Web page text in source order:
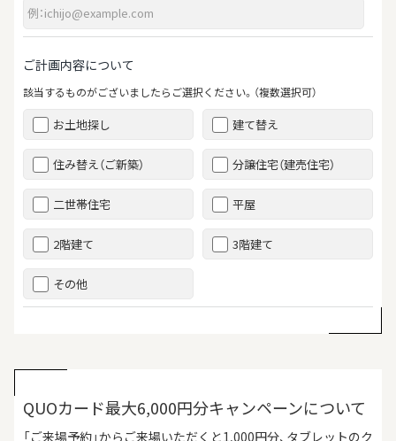
ご計画内容について
該当するものがございましたらご選択ください。（複数選択可）
お土地探し 建て替え
住み替え（ご新築） 分譲住宅（建売住宅）
二世帯住宅 平屋
2階建て 3階建て
その他
QUOカード最大6,000円分キャンペーンについて
「ご来場予約」からご来場いただくと1,000円分、タブレットのク